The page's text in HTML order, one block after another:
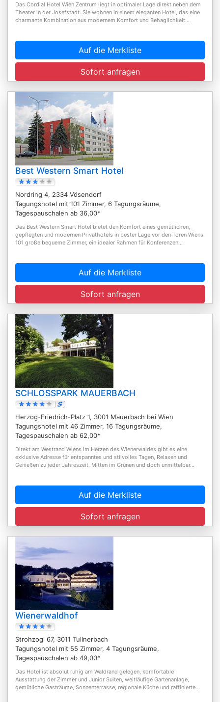
Das Cordial Hotel Wien Zentrum liegt in optimaler Lage direkt neben dem
Theater in der Josefstadt. Sie wohnen in einem eleganten Hotel, das eine
charmante Kombination aus modernem Komfort und Behaglichkeit...
Auf die Merkliste
Sofort anfragen
Best Western Smart Hotel
Nordring 4, 2334 Vösendorf
Tagungshotel mit 101 Zimmer, 6 Tagungsräume,
Tagespauschalen ab 36,00*
Das Best Western Smart Hotel bietet den Komfort eines gemütlichen,
gepflegten und modernen Privathotels in bester Lage vor den Toren Wiens.
101 große bequeme Zimmer, ein idealer Rahmen für Konferenzen...
Auf die Merkliste
Sofort anfragen
SCHLOSSPARK MAUERBACH
Herzog-Friedrich-Platz 1, 3001 Mauerbach bei Wien
Tagungshotel mit 46 Zimmer, 16 Tagungsräume,
Tagespauschalen ab 62,00*
Direkt am Westrand Wiens im Herzen des Wienerwaldes gibt es eine
exklusive Adresse für entspanntes und stilvolles Tagen, Relaxen und
Genießen zu jeder Jahreszeit. Mitten im Grünen und doch unmittelbar...
Auf die Merkliste
Sofort anfragen
Wienerwaldhof
Strohzogl 67, 3011 Tullnerbach
Tagungshotel mit 55 Zimmer, 4 Tagungsräume,
Tagespauschalen ab 49,00*
Das Hotel ist absolut ruhig am Waldrand gelegen, komfortable
Ausstattung der Zimmer und Junior Suiten, weitläufige Gartenanlage,
gemütliche Gasträume, Sonnenterrasse, regionale Küche und raffinierte...